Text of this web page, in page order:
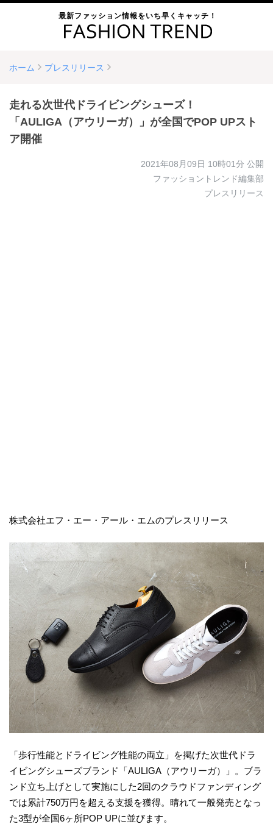
最新ファッション情報をいち早くキャッチ！
ホーム プレスリリース
走れる次世代ドライビングシューズ！
「AULIGA（アウリーガ）」が全国でPOP UPスト
ア開催
2021年08月09日 10時01分 公開
ファッショントレンド編集部
プレスリリース
株式会社エフ・エー・アール・エムのプレスリリース
「歩行性能とドライビング性能の両立」を掲げた次世代ドラ
イビングシューズブランド「AULIGA（アウリーガ）」。ブラ
ンド立ち上げとして実施にした2回のクラウドファンディング
では累計750万円を超える支援を獲得。晴れて一般発売となっ
た3型が全国6ヶ所POP UPに並びます。